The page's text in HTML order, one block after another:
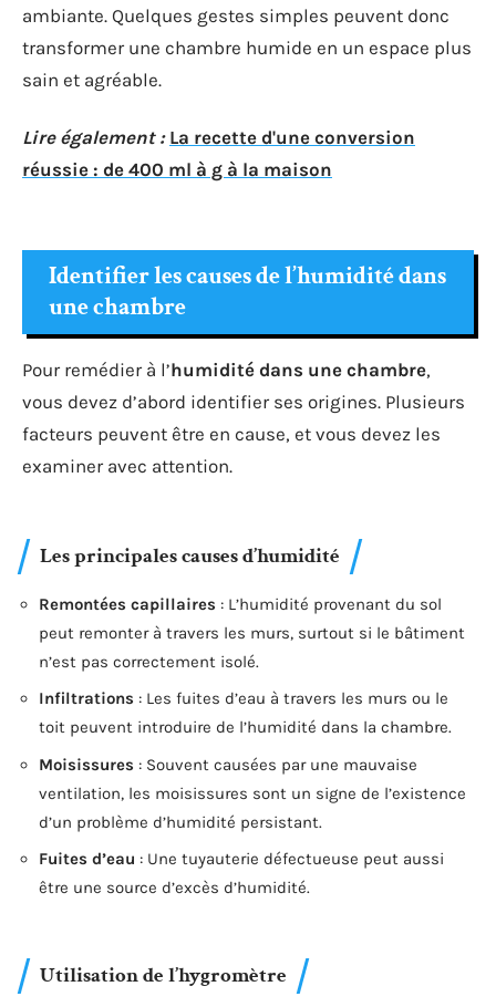
ambiante. Quelques gestes simples peuvent donc
transformer une chambre humide en un espace plus
sain et agréable.
Lire également : La recette d'une conversion
réussie : de 400 ml à g à la maison
Identifier les causes de l’humidité dans
une chambre
Pour remédier à l’humidité dans une chambre,
vous devez d’abord identifier ses origines. Plusieurs
facteurs peuvent être en cause, et vous devez les
examiner avec attention.
Les principales causes d’humidité
Remontées capillaires : L’humidité provenant du sol
peut remonter à travers les murs, surtout si le bâtiment
n’est pas correctement isolé.
Infiltrations : Les fuites d’eau à travers les murs ou le
toit peuvent introduire de l’humidité dans la chambre.
Moisissures : Souvent causées par une mauvaise
ventilation, les moisissures sont un signe de l’existence
d’un problème d’humidité persistant.
Fuites d’eau : Une tuyauterie défectueuse peut aussi
être une source d’excès d’humidité.
Utilisation de l’hygromètre